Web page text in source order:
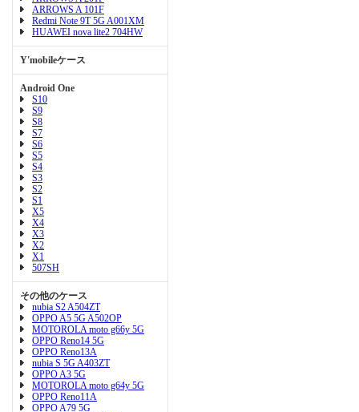
ARROWS A 101F
Redmi Note 9T 5G A001XM
HUAWEI nova lite2 704HW
Y'mobileケース
Android One
S10
S9
S8
S7
S6
S5
S4
S3
S2
S1
X5
X4
X3
X2
X1
507SH
その他のケース
nubia S2 A504ZT
OPPO A5 5G A502OP
MOTOROLA moto g66y 5G
OPPO Reno14 5G
OPPO Reno13A
nubia S 5G A403ZT
OPPO A3 5G
MOTOROLA moto g64y 5G
OPPO Reno11A
OPPO A79 5G